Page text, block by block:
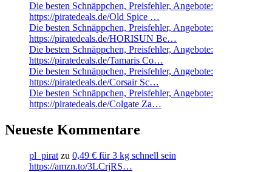
Die besten Schnäppchen, Preisfehler, Angebote:
https://piratedeals.de/Old Spice …
Die besten Schnäppchen, Preisfehler, Angebote:
https://piratedeals.de/HORISUN Be…
Die besten Schnäppchen, Preisfehler, Angebote:
https://piratedeals.de/Tamaris Co…
Die besten Schnäppchen, Preisfehler, Angebote:
https://piratedeals.de/Corsair Sc…
Die besten Schnäppchen, Preisfehler, Angebote:
https://piratedeals.de/Colgate Za…
Neueste Kommentare
pl_pirat zu 0,49 € für 3 kg schnell sein
https://amzn.to/3LCrjRS…